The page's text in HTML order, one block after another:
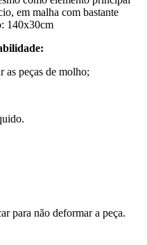
em malha com bastante
140x30cm
as peças de molho;
para não deformar a peça.